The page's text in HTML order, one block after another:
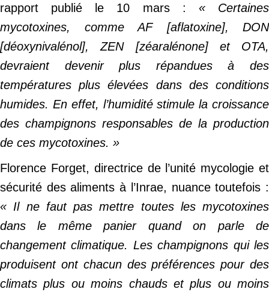
rapport publié le 10 mars : « Certaines
mycotoxines, comme AF [aflatoxine], DON
[déoxynivalénol], ZEN [zéaralénone] et OTA,
devraient devenir plus répandues à des
températures plus élevées dans des conditions
humides. En effet, l’humidité stimule la croissance
des champignons responsables de la production
de ces mycotoxines. »
Florence Forget, directrice de l’unité mycologie et
sécurité des aliments à l’Inrae, nuance toutefois :
« Il ne faut pas mettre toutes les mycotoxines
dans le même panier quand on parle de
changement climatique. Les champignons qui les
produisent ont chacun des préférences pour des
climats plus ou moins chauds et plus ou moins